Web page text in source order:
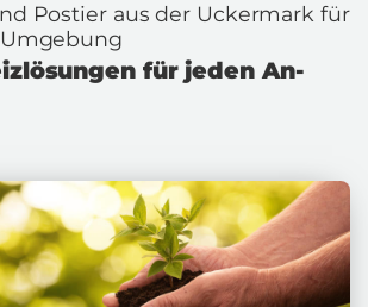
Pos­tier aus der Ucker­mark für
für jeden An­